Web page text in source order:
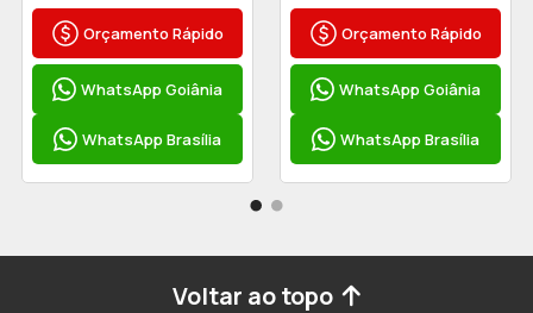
Orçamento Rápido
WhatsApp Goiânia
WhatsApp Brasília
Orçamento Rápido
WhatsApp Goiânia
WhatsApp Brasília
Voltar ao topo